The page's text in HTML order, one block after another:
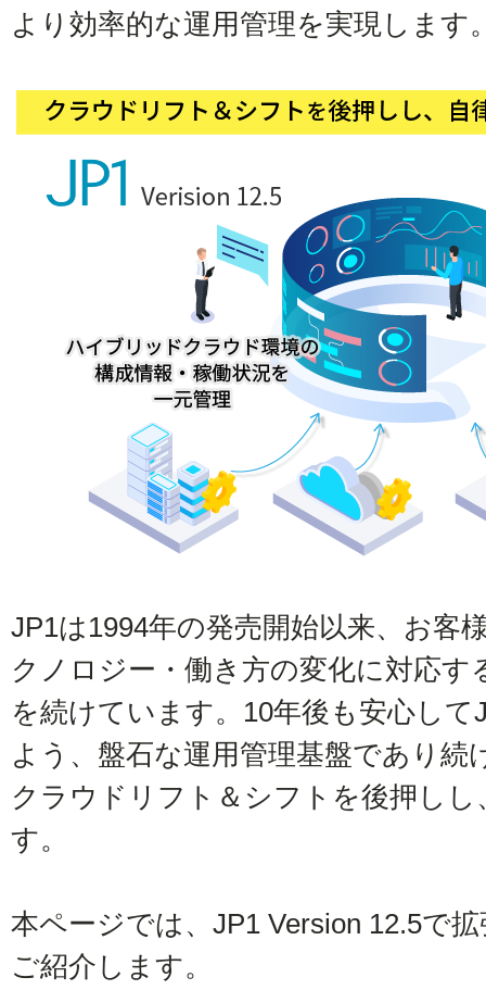
より効率的な運用管理を実現します
JP1は1994年の発売開始以来、お客
クノロジー・働き方の変化に対応
を続けています。10年後も安心し
よう、盤石な運用管理基盤であり
クラウドリフト＆シフトを後押し
す。
本ページでは、JP1 Version 12.5で
ご紹介します。